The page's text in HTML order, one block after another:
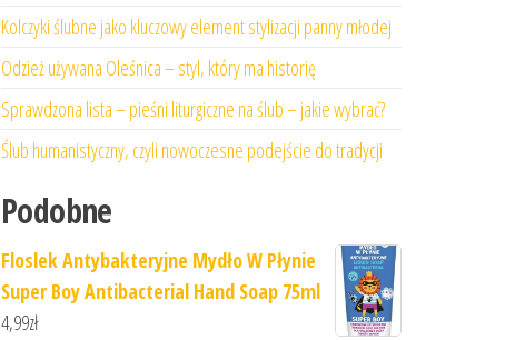
Kolczyki ślubne jako kluczowy element stylizacji panny młodej
Odzież używana Oleśnica – styl, który ma historię
Sprawdzona lista – pieśni liturgiczne na ślub – jakie wybrać?
Ślub humanistyczny, czyli nowoczesne podejście do tradycji
Podobne
Floslek Antybakteryjne Mydło W Płynie
Super Boy Antibacterial Hand Soap 75ml
4,99zł